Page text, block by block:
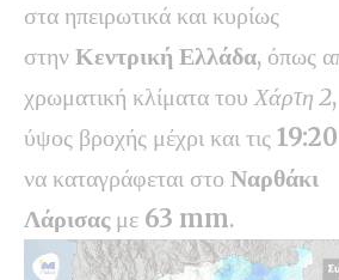
στα ηπειρωτικά και κυρίως
στην Κεντρική Ελλάδα, όπως
χρωματική κλίματα τουΧάρτη 2
ύψος βροχής μέχρι και τις
να καταγράφεται στο Ναρθάκι
Λάρισας με 63 mm.